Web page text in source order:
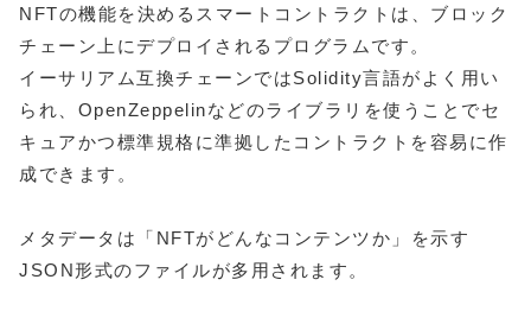
NFTの機能を決めるスマートコントラクトは、ブロック
チェーン上にデプロイされるプログラムです。
イーサリアム互換チェーンではSolidity言語がよく用い
られ、OpenZeppelinなどのライブラリを使うことでセ
キュアかつ標準規格に準拠したコントラクトを容易に作
成できます。
メタデータは「NFTがどんなコンテンツか」を示す
JSON形式のファイルが多用されます。